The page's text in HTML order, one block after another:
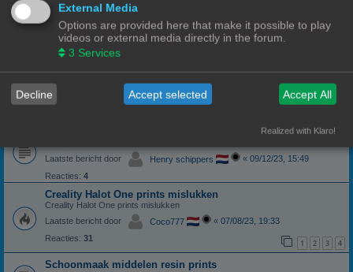
Raspberry/Hyperpixel
Laatste bericht door PrintEngineer «21/04/24, 16:15
Reacties:1
Bizar idee?
Wim62 «
Reacties:
Laatste bericht door
Henry schippers « 09/12/23, 15:49
Reacties: 4
Creality Halot One prints mislukken
Creality Halot One prints mislukken
Laatste bericht door
Coco777 « 07/08/23, 19:33
Reacties: 31 1 2 3 4
Schoonmaak middelen resin prints
External Media
Options are provided here that make it possible to play
videos or external media directly in the forum.
3 Services
Decline Accept selected Accept All
Realized with Klaro!